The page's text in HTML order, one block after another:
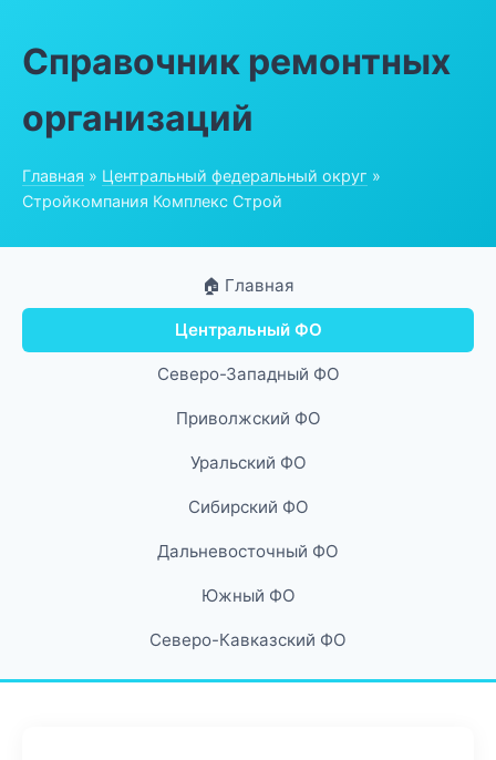
Справочник ремонтных
организаций
Главная » Центральный федеральный округ »
Стройкомпания Комплекс Строй
🏠 Главная
Центральный ФО
Северо-Западный ФО
Приволжский ФО
Уральский ФО
Сибирский ФО
Дальневосточный ФО
Южный ФО
Северо-Кавказский ФО